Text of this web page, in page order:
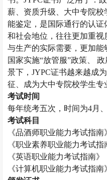
薪、资质升级、大中专院
能鉴定，是国际通行的认
和社会地位，往往更加重
与生产的实际需要，更加
国家实施“放管服”政策、
景下，JYPC证书越来越成
征、成为大中专院校学生专
考试时间
每年统考五次，时间为4月
考试科目
《品酒师职业能力考试指南
《职业素养职业能力考试指
《英语职业能力考试指南》
《计算机职业能力考试指南